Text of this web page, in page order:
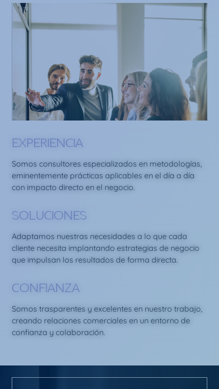
EXPERIENCIA
Somos consultores especializados en metodologías,
eminentemente prácticas aplicables en el día a día
con impacto directo en el negocio.
SOLUCIONES
Adaptamos nuestras necesidades a lo que cada
cliente necesita implantando estrategias de negocio
que impulsan los resultados de forma directa.
CONFIANZA
Somos trasparentes y excelentes en nuestro trabajo,
creando relaciones comerciales en un entorno de
confianza y colaboración.